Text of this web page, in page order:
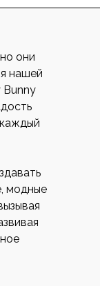
они
нашей
Bunny
модные